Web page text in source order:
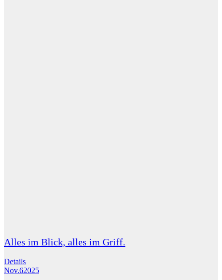
Alles im Blick, alles im Griff.
Details
Nov.62025